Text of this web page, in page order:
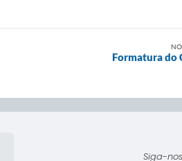
Formatura do
Siga-nos